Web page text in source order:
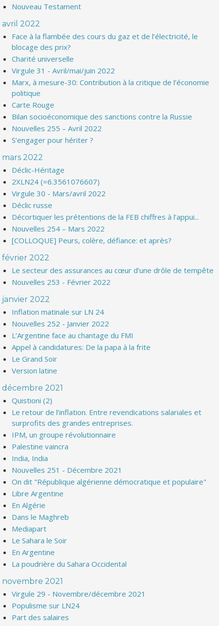
Nouveau Testament
avril 2022
Face à la flambée des cours du gaz et de l’électricité, le
blocage des prix?
Charité universelle
Virgule 31 - Avril/mai/juin 2022
Marx, à mesure-30: Contribution à la critique de l’économie
politique
Carte Rouge
Bilan socioéconomique des sanctions contre la Russie
Nouvelles 255 – Avril 2022
S’engager pour hériter ?
mars 2022
Déclic-Héritage
2XLN24 (=6.3561076607)
Virgule 30 - Mars/avril 2022
Déclic russe
Décortiquer les prétentions de la FEB chiffres à l’appui...
Nouvelles 254 – Mars 2022
[COLLOQUE] Peurs, colère, défiance: et après?
février 2022
Le secteur des assurances au cœur d’une drôle de tempête
Nouvelles 253 - Février 2022
janvier 2022
Inflation matinale sur LN 24
Nouvelles 252 - Janvier 2022
L’Argentine face au chantage du FMI
Appel à candidatures: De la papa à la frite
Le Grand Soir
Version latine
décembre 2021
Quistioni (2)
Le retour de l’inflation. Entre revendications salariales et
surprofits des grandes entreprises.
IPM, un groupe révolutionnaire
Palestine vaincra
India, India
Nouvelles 251 - Décembre 2021
On dit "République algérienne démocratique et populaire"
Libre Argentine
En Algérie
Dans le Maghreb
Mediapart
Le Sahara le Soir
En Argentine
La poudrière du Sahara Occidental
novembre 2021
Virgule 29 - Novembre/décembre 2021
Populisme sur LN24
Part des salaires